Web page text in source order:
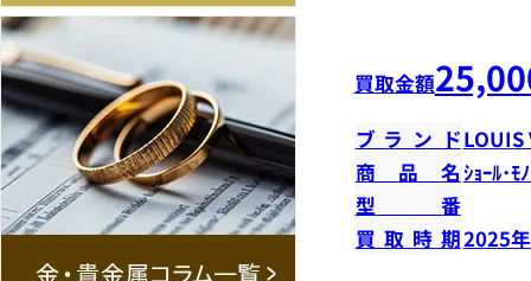
買取金額
ブランドLOUIS
商品名ｼｮｰﾙ･ﾓ
型番
買取時期2025